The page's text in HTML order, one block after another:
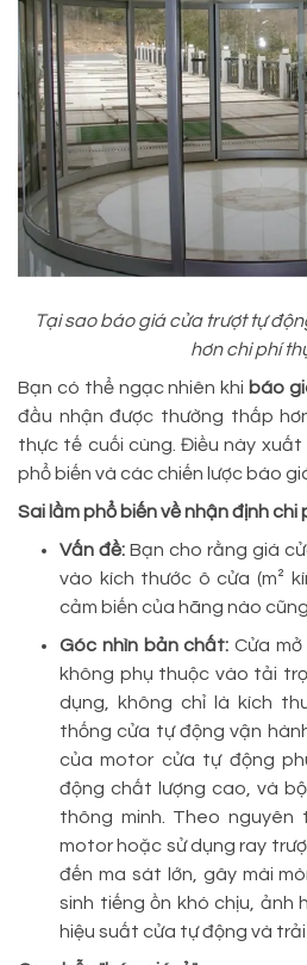
Tại sao báo giá cửa trượt tự
hơn chi phí
Bạn có thể ngạc nhiên khi báo
đầu nhận được thường thấp
thực tế cuối cùng. Điều này
phổ biến và các chiến lược báo
Sai lầm phổ biến về nhận định chi
Vấn đề: Bạn cho rằng giá
vào kích thước ô cửa (m²
cảm biến của hãng nào
Góc nhìn bản chất:Cửa
không phụ thuộc vào tải
dụng, không chỉ là kích
thống cửa tự động vận
của motor cửa tự động
động chất lượng cao, và
thông minh. Theo
motor hoặc sử dụng ray
đến ma sát lớn, gây mài
sinh tiếng ồn khó chịu, ảnh
hiệu suất cửa tự động và trải